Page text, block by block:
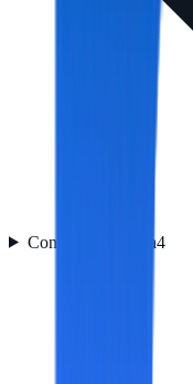
Control de energía4